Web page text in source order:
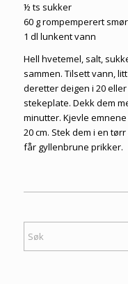
½ ts sukker
60 g rompemperert smør
1 dl lunkent vann
Hell hvetemel, salt,
sammen. Tilsett vann,
deretter deigen i 20
stekeplate. Dekk dem
minutter. Kjevle
20 cm. Stek dem i en
får gyllenbrune prikker.